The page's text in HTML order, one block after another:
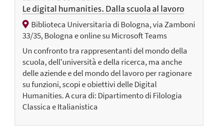
Le digital humanities. Dalla scuola al lavoro
Biblioteca Universitaria di Bologna, via Zamboni
33/35, Bologna e online su Microsoft Teams
Un confronto tra rappresentanti del mondo della
scuola, dell'università e della ricerca, ma anche
delle aziende e del mondo del lavoro per ragionare
su funzioni, scopi e obiettivi delle Digital
Humanities. A cura di: Dipartimento di Filologia
Classica e Italianistica